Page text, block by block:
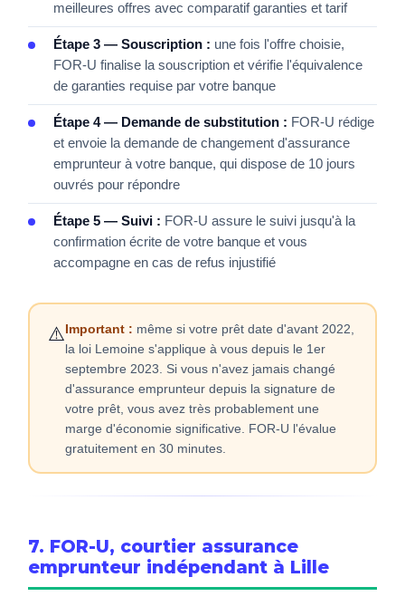
meilleures offres avec comparatif garanties et tarif
Étape 3 — Souscription : une fois l'offre choisie,
FOR-U finalise la souscription et vérifie l'équivalence
de garanties requise par votre banque
Étape 4 — Demande de substitution : FOR-U rédige
et envoie la demande de changement d'assurance
emprunteur à votre banque, qui dispose de 10 jours
ouvrés pour répondre
Étape 5 — Suivi : FOR-U assure le suivi jusqu'à la
confirmation écrite de votre banque et vous
accompagne en cas de refus injustifié
⚠️Important : même si votre prêt date d'avant 2022,
la loi Lemoine s'applique à vous depuis le 1er
septembre 2023. Si vous n'avez jamais changé
d'assurance emprunteur depuis la signature de
votre prêt, vous avez très probablement une
marge d'économie significative. FOR-U l'évalue
gratuitement en 30 minutes.
7. FOR-U, courtier assurance
emprunteur indépendant à Lille